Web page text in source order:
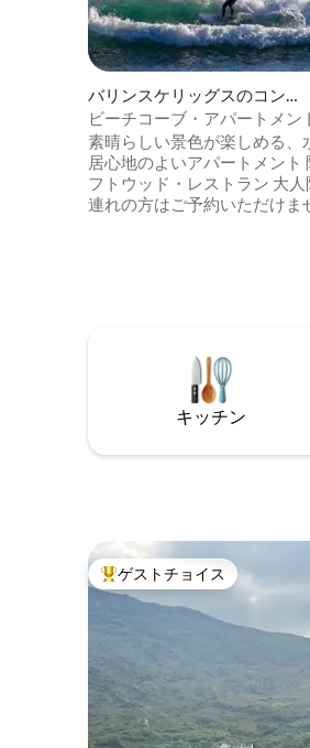
バリンスケリッグスのコンド
ミニアム
ビーチコーブ・アパートメン
ト・フィナンズ・ベイ。バリ
クス
素晴らしい景色が楽しめる、
居心地のよいアパートメント
フトウッド・レストラン 大人
連れの方はご予約いただけません
ボート旅行（地元の桟橋から
岩と海岸線の最高の眺め。 ビーチがすぐ
そば ボラスヘッドループ スターウォーズ
キッチン
大好評のゲストチョイスです。
ゲストチョイス